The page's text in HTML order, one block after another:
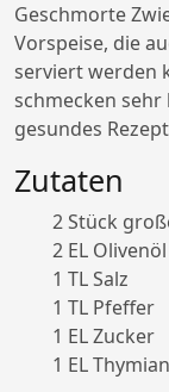
Geschmorte
Vorspeise, die
serviert werden
schmecken sehr
gesundes
Zutaten
2 Stück
2 EL Olivenöl
1 TL Salz
1 TL Pfeffer
1 EL Zucker
1 EL Thymian